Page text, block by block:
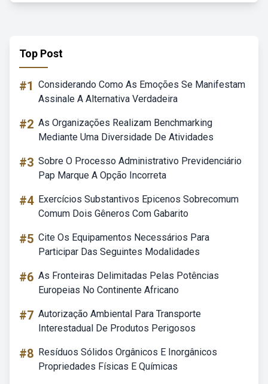
Top Post
#1 Considerando Como As Emoções Se Manifestam
Assinale A Alternativa Verdadeira
#2 As Organizações Realizam Benchmarking
Mediante Uma Diversidade De Atividades
#3 Sobre O Processo Administrativo Previdenciário
Pap Marque A Opção Incorreta
#4 Exercícios Substantivos Epicenos Sobrecomum
Comum Dois Gêneros Com Gabarito
#5 Cite Os Equipamentos Necessários Para
Participar Das Seguintes Modalidades
#6 As Fronteiras Delimitadas Pelas Potências
Europeias No Continente Africano
#7 Autorização Ambiental Para Transporte
Interestadual De Produtos Perigosos
#8 Resíduos Sólidos Orgânicos E Inorgânicos
Propriedades Físicas E Químicas